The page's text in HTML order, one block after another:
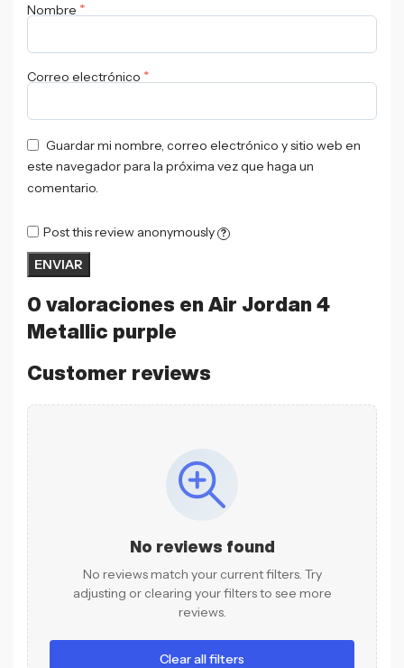
0 valoraciones en Air Jordan 4
Metallic purple
Customer reviews
No reviews found
No reviews match your current filters. Try
adjusting or clearing your filters to see more
reviews.
Clear all filters
Nombre *
Correo electrónico *
Guardar mi nombre, correo electrónico y sitio web en
este navegador para la próxima vez que haga un
comentario.
Post this review anonymously ?